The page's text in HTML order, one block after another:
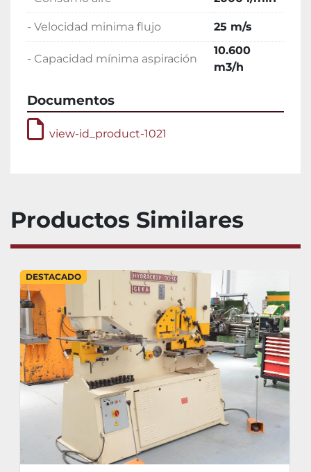
- Velocidad minima flujo 25 m/s
- Capacidad mínima aspiración
10.600
m3/h
Documentos
view-id_product-1021
Productos Similares
DESTACADO